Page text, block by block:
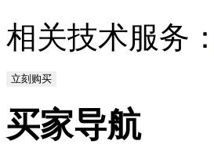
相关技术服务：
立刻购买
买家导航